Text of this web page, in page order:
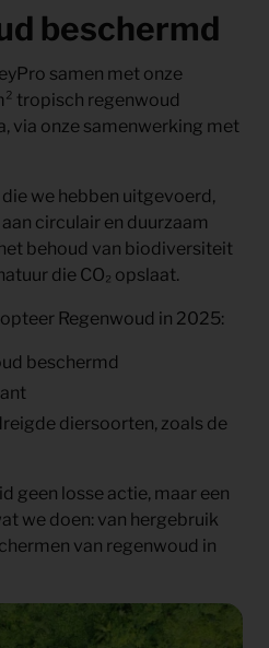
beschermd
samen met onze
tropisch regenwoud
via onze samenwerking met
we hebben uitgevoerd,
circulair en duurzaam
behoud van biodiversiteit
die CO₂ opslaat.
Regenwoud in 2025:
beschermd
diersoorten, zoals de
geen losse actie, maar een
we doen: van hergebruik
van regenwoud in